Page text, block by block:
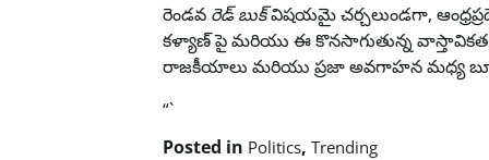
రెండవ రెడ్ బుక్విషయమై చర్చలుండగా,
కళ్యాణ్ పై మరియు ఈ కొనసాగుతున్న
రాజకీయాలు మరియు ప్రజా అవగాహన మధ్య బూతీ
“`
Posted in Politics,Trending